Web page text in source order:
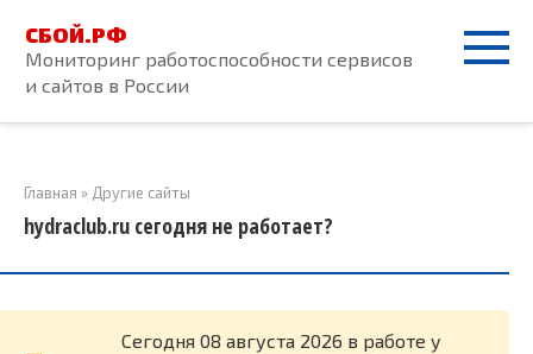
контенту
СБОЙ.РФ
Мониторинг работоспособности сервисов
и сайтов в России
Главная » Другие сайты
hydraclub.ru сегодня не работает?
Cегодня 08 августа 2026 в работе у